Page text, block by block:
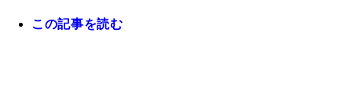
この記事を読む